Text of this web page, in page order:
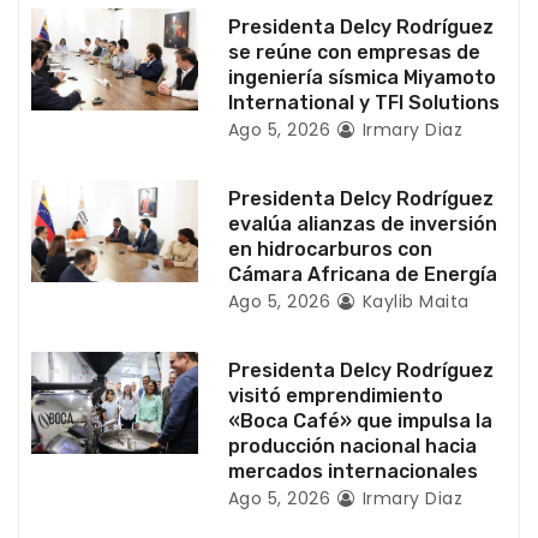
t
r
d
a
Presidenta Delcy Rodríguez
se reúne con empresas de
ingeniería sísmica Miyamoto
International y TFI Solutions
Ago 5, 2026 Irmary Diaz
Presidenta Delcy Rodríguez
evalúa alianzas de inversión
en hidrocarburos con
Cámara Africana de Energía
Ago 5, 2026 Kaylib Maita
Presidenta Delcy Rodríguez
visitó emprendimiento
«Boca Café» que impulsa la
producción nacional hacia
mercados internacionales
Ago 5, 2026 Irmary Diaz